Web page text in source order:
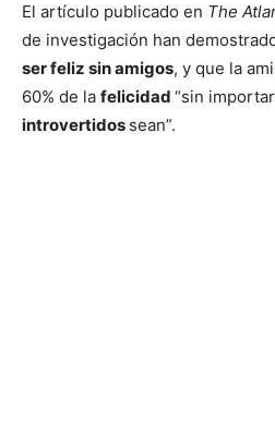
El artículo publicado en The
de investigación han
ser feliz sin amigos, y que la
60% de la felicidad “sin
introvertidos sean”.